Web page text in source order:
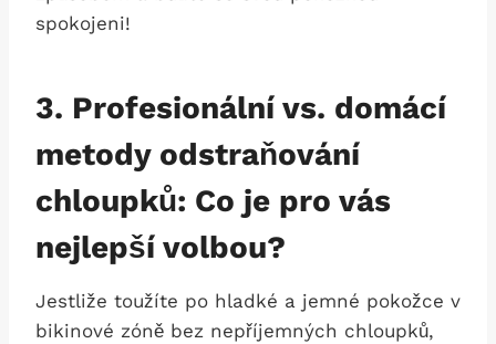
spokojeni!
3. Profesionální vs. domácí
metody odstraňování
chloupků: Co je​ pro ‍vás
nejlepší ⁣volbou?
Jestliže toužíte po hladké a jemné pokožce v
bikinové zóně bez nepříjemných chloupků,⁤